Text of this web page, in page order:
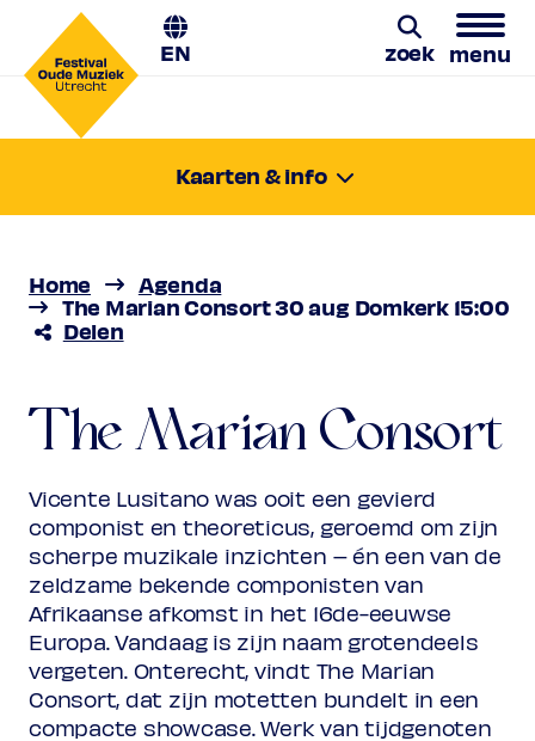
EN zoek menu
The Marian Consort
De vergeten stem van Lusitano
Kaarten & info
Prijs€ 10,00 - € 31,00
Favoriet
Laatste kaarten
Home
Agenda
The Marian Consort 30 aug Domkerk 15:00
Delen
The Marian Consort
Vicente Lusitano was ooit een gevierd
componist en theoreticus, geroemd om zijn
scherpe muzikale inzichten – én een van de
zeldzame bekende componisten van
Afrikaanse afkomst in het 16de-eeuwse
Europa. Vandaag is zijn naam grotendeels
vergeten. Onterecht, vindt The Marian
Consort, dat zijn motetten bundelt in een
compacte showcase. Werk van tijdgenoten
Vriend € 28,00
Ambassador€ 28,00
Jong€ 10,00
10,00
Rang 2
Normaal€ 28,00
Vriend€ 25,00
Ambassador€ 25,00
Jong€ 10,00
Upas / Stadspas Nieuwegein €
10,00
(excl. transactiekosten)